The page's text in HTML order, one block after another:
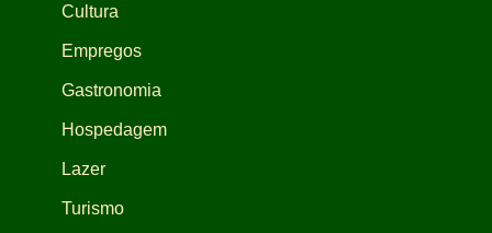
Cultura
Empregos
Gastronomia
Hospedagem
Lazer
Turismo